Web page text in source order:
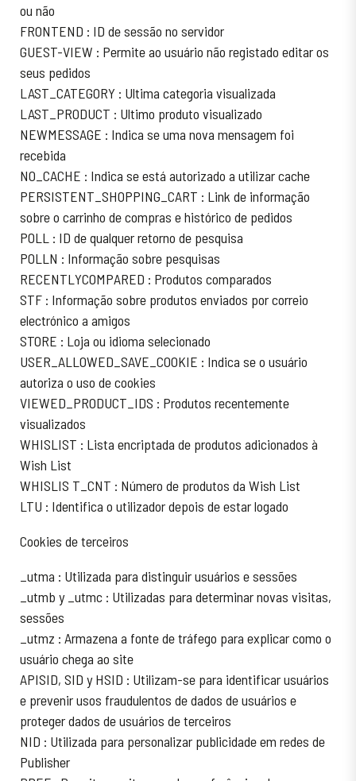
ou não
FRONTEND : ID de sessão no servidor
GUEST-VIEW : Permite ao usuário não registado editar os
seus pedidos
LAST_CATEGORY : Ultima categoria visualizada
LAST_PRODUCT : Ultimo produto visualizado
NEWMESSAGE : Indica se uma nova mensagem foi
recebida
NO_CACHE : Indica se está autorizado a utilizar cache
PERSISTENT_SHOPPING_CART : Link de informação
sobre o carrinho de compras e histórico de pedidos
POLL : ID de qualquer retorno de pesquisa
POLLN : Informação sobre pesquisas
RECENTLYCOMPARED : Produtos comparados
STF : Informação sobre produtos enviados por correio
electrónico a amigos
STORE : Loja ou idioma selecionado
USER_ALLOWED_SAVE_COOKIE : Indica se o usuário
autoriza o uso de cookies
VIEWED_PRODUCT_IDS : Produtos recentemente
visualizados
WHISLIST : Lista encriptada de produtos adicionados à
Wish List
WHISLIS T_CNT : Número de produtos da Wish List
LTU : Identifica o utilizador depois de estar logado
Cookies de terceiros
_utma : Utilizada para distinguir usuários e sessões
_utmb y _utmc : Utilizadas para determinar novas visitas,
sessões
_utmz : Armazena a fonte de tráfego para explicar como o
usuário chega ao site
APISID, SID y HSID : Utilizam-se para identificar usuários
e prevenir usos fraudulentos de dados de usuários e
proteger dados de usuários de terceiros
NID : Utilizada para personalizar publicidade em redes de
Publisher